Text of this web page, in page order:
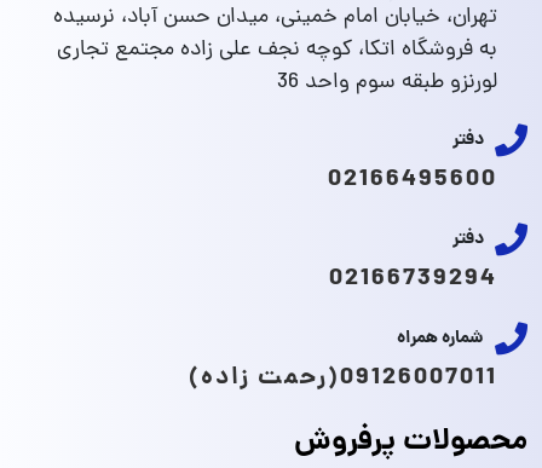
تهران، خیابان امام خمینی، میدان حسن آباد، نرسیده
به فروشگاه اتکا، کوچه نجف علی زاده مجتمع تجاری
لورنزو طبقه سوم واحد 36
دفتر
02166495600
دفتر
02166739294
شماره همراه
09126007011(رحمت زاده)
محصولات پرفروش